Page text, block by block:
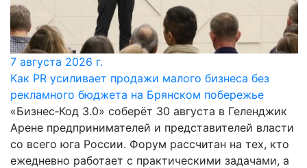
7 августа 2026 г.
Как PR усиливает продажи малого бизнеса без
рекламного бюджета на Брянском побережье
«Бизнес‑Код 3.0» соберёт 30 августа в Геленджик
Арене предпринимателей и представителей власти
со всего юга России. Форум рассчитан на тех, кто
ежедневно работает с практическими задачами, а